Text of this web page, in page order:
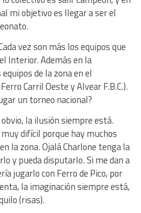
mi objetivo es llegar a ser el
vez son más los equipos que
Interior. Además en la
de la zona en el
Carril Oeste y Alvear F.B.C.).
un torneo nacional?
la ilusión siempre está.
difícil porque hay muchos
la zona. Ojalá Charlone tenga la
y pueda disputarlo. Si me dan a
jugarlo con Ferro de Pico, por
la imaginación siempre está,
(risas).